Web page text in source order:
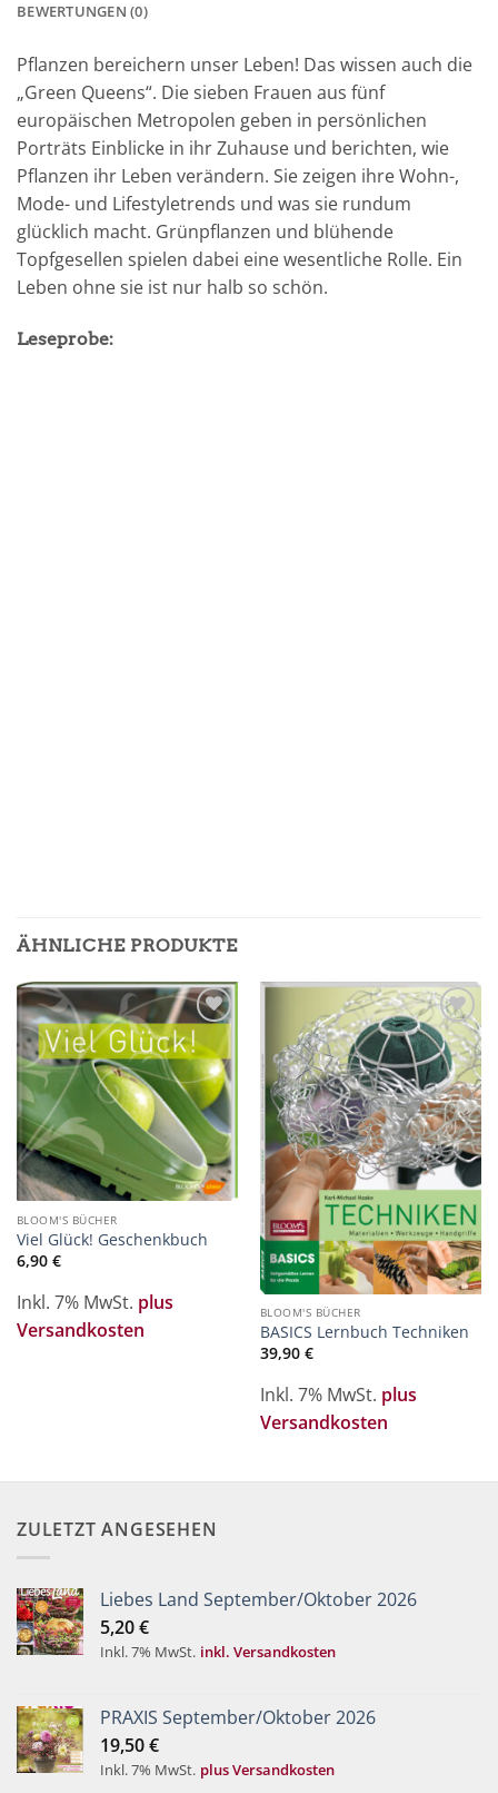
BEWERTUNGEN (0)
Pflanzen bereichern unser Leben! Das wissen auch die
„Green Queens“. Die sieben Frauen aus fünf
europäischen Metropolen geben in persönlichen
Porträts Einblicke in ihr Zuhause und berichten, wie
Pflanzen ihr Leben verändern. Sie zeigen ihre Wohn-,
Mode- und Lifestyletrends und was sie rundum
glücklich macht. Grünpflanzen und blühende
Topfgesellen spielen dabei eine wesentliche Rolle. Ein
Leben ohne sie ist nur halb so schön.
Leseprobe:
ÄHNLICHE PRODUKTE
Zur
Merkliste
hinzufügen
BLOOM'S BÜCHER
Viel Glück! Geschenkbuch
6,90 €
Inkl. 7% MwSt. plus
Versandkosten
Zur
Merkliste
hinzufügen
BLOOM'S BÜCHER
BASICS Lernbuch Techniken
39,90 €
Inkl. 7% MwSt. plus
Versandkosten
ZULETZT ANGESEHEN
Liebes Land September/Oktober 2026
5,20€
Inkl. 7% MwSt. inkl. Versandkosten
PRAXIS September/Oktober 2026
19,50€
Inkl. 7% MwSt. plus Versandkosten